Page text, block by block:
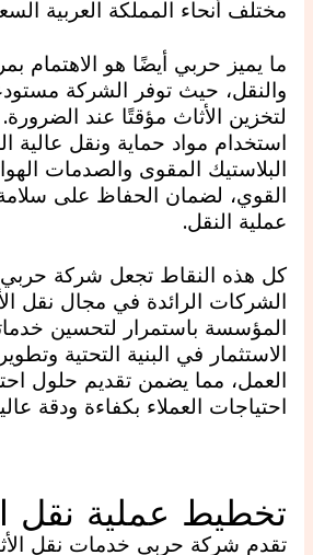
مختلف أنحاء المملكة العربية
ما يميز حربي أيضًا هو الاهتمام
والنقل، حيث توفر الشركة
لتخزين الأثاث مؤقتًا عند
استخدام مواد حماية ونقل عالية
البلاستيك المقوى والصدمات
القوي، لضمان الحفاظ على
عملية النقل.
كل هذه النقاط تجعل شركة
الشركات الرائدة في مجال نقل
المؤسسة باستمرار لتحسين
الاستثمار في البنية التحتية
العمل، مما يضمن تقديم حلول
احتياجات العملاء بكفاءة ودقة
تخطيط عملية نقل
تقدم شركة حربي خدمات نقل